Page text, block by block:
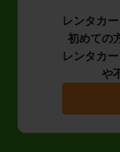
レンタカ
初めての
レンタカ
や